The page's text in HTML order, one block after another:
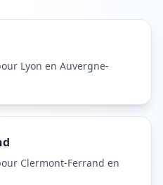
Lyon en Auvergne-
Clermont-Ferrand en